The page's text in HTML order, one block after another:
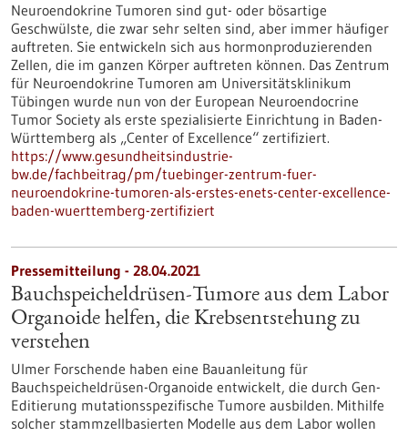
Neuroendokrine Tumoren sind gut- oder bösartige
Geschwülste, die zwar sehr selten sind, aber immer häufiger
auftreten. Sie entwickeln sich aus hormonproduzierenden
Zellen, die im ganzen Körper auftreten können. Das Zentrum
für Neuroendokrine Tumoren am Universitätsklinikum
Tübingen wurde nun von der European Neuroendocrine
Tumor Society als erste spezialisierte Einrichtung in Baden-
Württemberg als „Center of Excellence“ zertifiziert.
https://www.gesundheitsindustrie-
bw.de/fachbeitrag/pm/tuebinger-zentrum-fuer-
neuroendokrine-tumoren-als-erstes-enets-center-excellence-
baden-wuerttemberg-zertifiziert
Pressemitteilung - 28.04.2021
Bauchspeicheldrüsen-Tumore aus dem Labor
Organoide helfen, die Krebsentstehung zu
verstehen
Ulmer Forschende haben eine Bauanleitung für
Bauchspeicheldrüsen-Organoide entwickelt, die durch Gen-
Editierung mutationsspezifische Tumore ausbilden. Mithilfe
solcher stammzellbasierten Modelle aus dem Labor wollen